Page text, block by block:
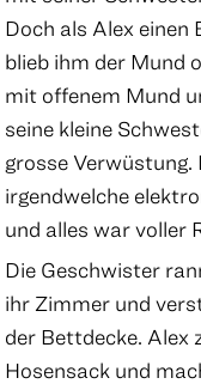
Doch als Alex einen
blieb ihm der Mund
mit offenem Mund
seine kleine
grosse Verwüstung.
irgendwelche
und alles war voller
Die Geschwister
ihr Zimmer und
der Bettdecke. Alex
Hosensack und